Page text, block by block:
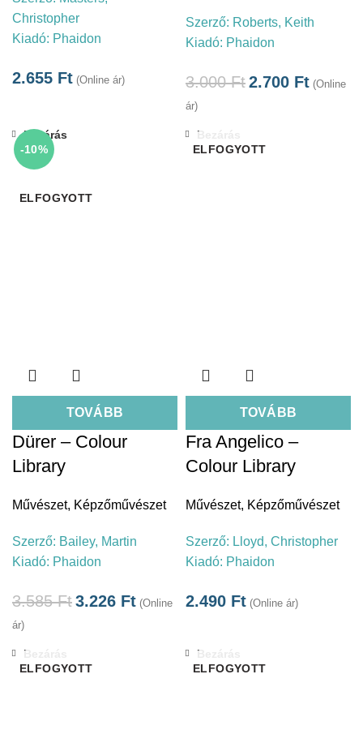
Christopher
Kiadó: Phaidon
2.655 Ft (Online ár)
Szerző: Roberts, Keith
Kiadó: Phaidon
3.000Ft2.700 Ft (Online
ár)
-10%
ELFOGYOTT
TOVÁBB
Bezárás
Dürer – Colour
Library
Művészet, Képzőművészet
Szerző: Bailey, Martin
Kiadó: Phaidon
3.585Ft3.226 Ft (Online
ár)
ELFOGYOTT
TOVÁBB
Bezárás
Fra Angelico –
Colour Library
Művészet, Képzőművészet
Szerző: Lloyd, Christopher
Kiadó: Phaidon
2.490 Ft (Online ár)
ELFOGYOTT
Bezárás
ELFOGYOTT
Bezárás